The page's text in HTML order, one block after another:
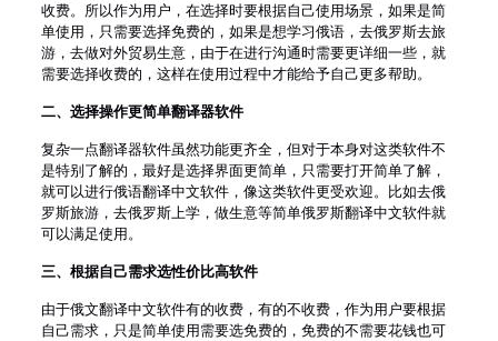
收费。所以作为用户，在选择时要根据自己使用场景，如果是简
单使用，只需要选择免费的，如果是想学习俄语，去俄罗斯去旅
游，去做对外贸易生意，由于在进行沟通时需要更详细一些，就
需要选择收费的，这样在使用过程中才能给予自己更多帮助。
二、 选择操作更简单翻译器软件
复杂一点翻译器软件虽然功能更齐全，但对于本身对这类软件不
是特别了解的，最好是选择界面更简单，只需要打开简单了解，
就可以进行俄语翻译中文软件，像这类软件更受欢迎。比如去俄
罗斯旅游，去俄罗斯上学，做生意等简单俄罗斯翻译中文软件就
可以满足使用。
三、 根据自己需求选性价比高软件
由于俄文翻译中文软件有的收费，有的不收费，作为用户要根据
自己需求，只是简单使用需要选免费的，免费的不需要花钱也可